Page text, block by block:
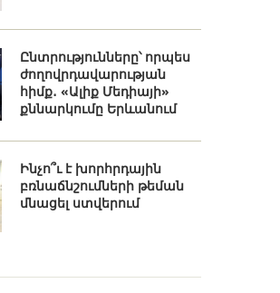
Ընտրությունները՝ որպես
ժողովրդավարության
հիմք․ «Ալիք Մեդիայի»
քննարկումը Երևանում
Ինչո՞ւ է խորհրդային
բռնաճնշումների թեման
մնացել ստվերում